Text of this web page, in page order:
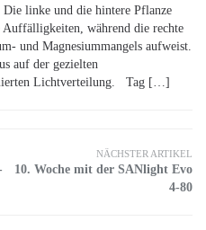
linke und die hintere Pflanze
Auffälligkeiten, während die rechte
und Magnesiummangels aufweist.
auf der gezielten
Lichtverteilung. Tag […]
NÄCHSTER ARTIKEL
10. Woche mit der SANlight Evo
4-80